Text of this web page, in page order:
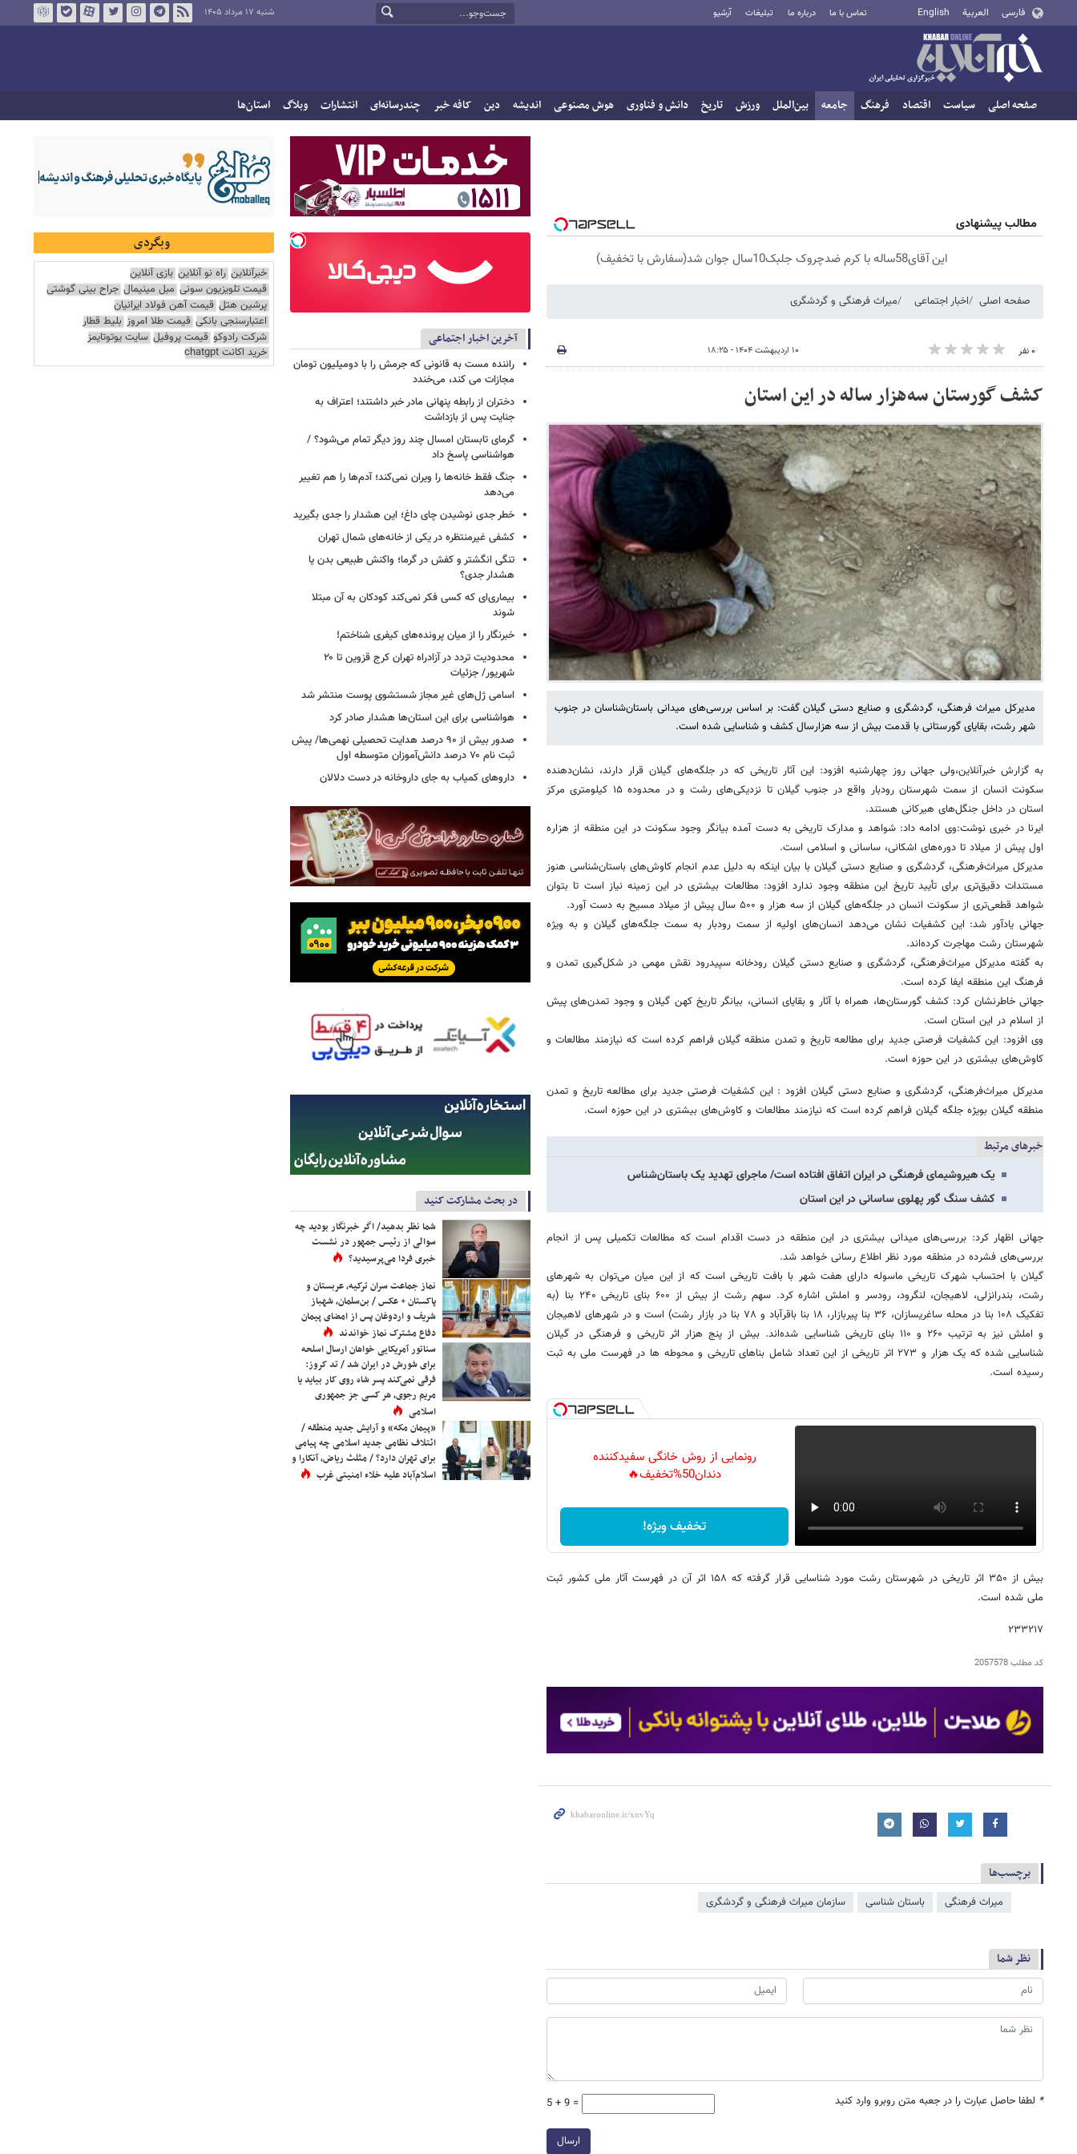
فارسی العربية English تماس با ما درباره ما تبلیغات آرشیو شنبه ۱۷ مرداد ۱۴۰۵
صفحه اصلی سیاست اقتصاد فرهنگ جامعه بین‌الملل ورزش تاریخ دانش و فناوری هوش مصنوعی اندیشه دین کافه خبر چندرسانه‌ای انتشارات وبلاگ استان‌ها
مطالب پیشنهادی
این آقای58ساله با کرم ضدچروک جلبک10سال جوان شد(سفارش با تخفیف)
صفحه اصلی اخبار اجتماعی میراث فرهنگی و گردشگری
۰ نفر ۱۰ اردیبهشت ۱۴۰۴ - ۱۸:۲۵
کشف گورستان سه‌هزار ساله در این استان
مدیرکل میراث‌ فرهنگی، گردشگری و صنایع دستی گیلان گفت: بر اساس بررسی‌های میدانی باستان‌شناسان در جنوب
شهر رشت، بقایای گورستانی با قدمت بیش از سه هزارسال کشف و شناسایی شده است.
به گزارش خبرآنلاین،ولی جهانی روز چهارشنبه افزود: این آثار تاریخی که در جلگه‌های گیلان قرار دارند، نشان‌دهنده
سکونت انسان از سمت شهرستان رودبار واقع در جنوب گیلان تا نزدیکی‌های رشت و در محدوده ۱۵ کیلومتری مرکز
استان در داخل جنگل‌های هیرکانی هستند.
ایرنا در خبری نوشت:وی ادامه داد: شواهد و مدارک تاریخی به دست آمده بیانگر وجود سکونت در این منطقه از هزاره
اول پیش از میلاد تا دوره‌های اشکانی، ساسانی و اسلامی است.
مدیرکل میراث‌فرهنگی، گردشگری و صنایع دستی گیلان با بیان اینکه به دلیل عدم انجام کاوش‌های باستان‌شناسی هنوز
مستندات دقیق‌تری برای تأیید تاریخ این منطقه وجود ندارد افزود: مطالعات بیشتری در این زمینه نیاز است تا بتوان
شواهد قطعی‌تری از سکونت انسان در جلگه‌های گیلان از سه هزار و ۵۰۰ سال پیش از میلاد مسیح به دست آورد.
جهانی یادآور شد: این کشفیات نشان می‌دهد انسان‌های اولیه از سمت رودبار به سمت جلگه‌های گیلان و به ویژه
شهرستان رشت مهاجرت کرده‌اند.
به گفته مدیرکل میراث‌فرهنگی، گردشگری و صنایع دستی گیلان رودخانه سپیدرود نقش مهمی در شکل‌گیری تمدن و
فرهنگ این منطقه ایفا کرده است.
جهانی خاطرنشان کرد: کشف گورستان‌ها، همراه با آثار و بقایای انسانی، بیانگر تاریخ کهن گیلان و وجود تمدن‌های پیش
از اسلام در این استان است.
وی افزود: این کشفیات فرصتی جدید برای مطالعه تاریخ و تمدن منطقه گیلان فراهم کرده است که نیازمند مطالعات و
کاوش‌های بیشتری در این حوزه است.
مدیرکل میراث‌فرهنگی، گردشگری و صنایع دستی گیلان افزود : این کشفیات فرصتی جدید برای مطالعه تاریخ و تمدن
منطقه گیلان بویژه جلگه گیلان فراهم کرده است که نیازمند مطالعات و کاوش‌های بیشتری در این حوزه است.
خبرهای مرتبط
یک هیروشیمای فرهنگی در ایران اتفاق افتاده است/ ماجرای تهدید یک باستان‌شناس
کشف سنگ گور پهلوی ساسانی در این استان
جهانی اظهار کرد: بررسی‌های میدانی بیشتری در این منطقه در دست اقدام است که مطالعات تکمیلی پس از انجام
بررسی‌های فشرده در منطقه مورد نظر اطلاع رسانی خواهد شد.
گیلان با احتساب شهرک تاریخی ماسوله دارای هفت شهر با بافت تاریخی است که از این میان می‌توان به شهرهای
رشت، بندرانزلی، لاهیجان، لنگرود، رودسر و املش اشاره کرد. سهم رشت از بیش از ۶۰۰ بنای تاریخی ۲۴۰ بنا (به
تفکیک ۱۰۸ بنا در محله ساغریسازان، ۳۶ بنا پیربازار، ۱۸ بنا باقرآباد و ۷۸ بنا در بازار رشت) است و در شهرهای لاهیجان
و املش نیز به ترتیب ۲۶۰ و ۱۱۰ بنای تاریخی شناسایی شده‌اند. بیش از پنج هزار اثر تاریخی و فرهنگی در گیلان
شناسایی شده که یک هزار و ۲۷۳ اثر تاریخی از این تعداد شامل بناهای تاریخی و محوطه ها در فهرست ملی به ثبت
رسیده است.
رونمایی از روش خانگی سفیدکننده
دندان50%تخفیف🔥
تخفیف ویژه!
بیش از ۳۵۰ اثر تاریخی در شهرستان رشت مورد شناسایی قرار گرفته که ۱۵۸ اثر آن در فهرست آثار ملی کشور ثبت
ملی شده است.
۲۳۳۲۱۷
کد مطلب2057578
برچسب‌ها
میراث فرهنگی باستان شناسی سازمان میراث فرهنگی و گردشگری
نظر شما
* لطفا حاصل عبارت را در جعبه متن روبرو وارد کنید 5 + 9 =
ارسال
آخرین اخبار اجتماعی
راننده مست به قانونی که جرمش را با دومیلیون تومان
مجازات می کند، می‌خندد
دختران از رابطه پنهانی مادر خبر داشتند؛ اعتراف به
جنایت پس از بازداشت
گرمای تابستان امسال چند روز دیگر تمام می‌شود؟ /
هواشناسی پاسخ داد
جنگ فقط خانه‌ها را ویران نمی‌کند؛ آدم‌ها را هم تغییر
می‌دهد
خطر جدی نوشیدن چای داغ؛ این هشدار را جدی بگیرید
کشفی غیرمنتظره در یکی از خانه‌های شمال تهران
تنگی انگشتر و کفش در گرما؛ واکنش طبیعی بدن یا
هشدار جدی؟
بیماری‌ای که کسی فکر نمی‌کند کودکان به آن مبتلا
شوند
خبرنگار را از میان پرونده‌های کیفری شناختم!
محدودیت تردد در آزادراه تهران کرج قزوین تا ۲۰
شهریور/ جزئیات
اسامی ژل‌های غیر مجاز شستشوی پوست منتشر شد
هواشناسی برای این استان‌ها هشدار صادر کرد
صدور بیش از ۹۰ درصد هدایت تحصیلی نهمی‌ها/ پیش
ثبت نام ۷۰ درصد دانش‌آموزان متوسطه اول
داروهای کمیاب به جای داروخانه در دست دلالان
در بحث مشارکت کنید
شما نظر بدهید/ اگر خبرنگار بودید چه
سوالی از رئیس جمهور در نشست
خبری فردا می‌پرسیدید؟
نماز جماعت سران ترکیه، عربستان و
پاکستان + عکس / بن‌سلمان، شهباز
شریف و اردوغان پس از امضای پیمان
دفاع مشترک نماز خواندند
سناتور آمریکایی خواهان ارسال اسلحه
برای شورش در ایران شد / تد کروز:
فرقی نمی‌کند پسر شاه روی کار بیاید یا
مریم رجوی، هر کسی جز جمهوری
اسلامی
«پیمان مکه» و آرایش جدید منطقه /
ائتلاف نظامی جدید اسلامی چه پیامی
برای تهران دارد؟ / مثلث ریاض، آنکارا و
اسلام‌آباد علیه خلاء امنیتی غرب
وبگردی
خبرآنلاین راه نو آنلاین بازی آنلاین
قیمت تلویزیون سونی مبل مینیمال جراح بینی گوشتی
پرشین هتل قیمت آهن فولاد ایرانیان
اعتبارسنجی بانکی قیمت طلا امروز بلیط قطار
شرکت رادوکو قیمت پروفیل سایت یوتوتایمز
خرید اکانت chatgpt